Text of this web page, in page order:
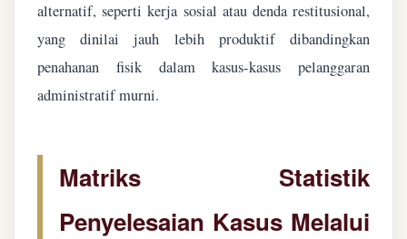
alternatif, seperti kerja sosial atau denda restitusional,
yang dinilai jauh lebih produktif dibandingkan
penahanan fisik dalam kasus-kasus pelanggaran
administratif murni.
Matriks Statistik
Penyelesaian Kasus Melalui